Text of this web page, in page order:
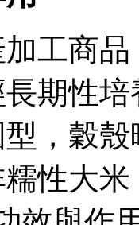
商品
期性培養
，穀殼
性大米